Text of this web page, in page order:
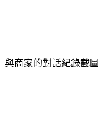
與商家的對話紀錄截圖